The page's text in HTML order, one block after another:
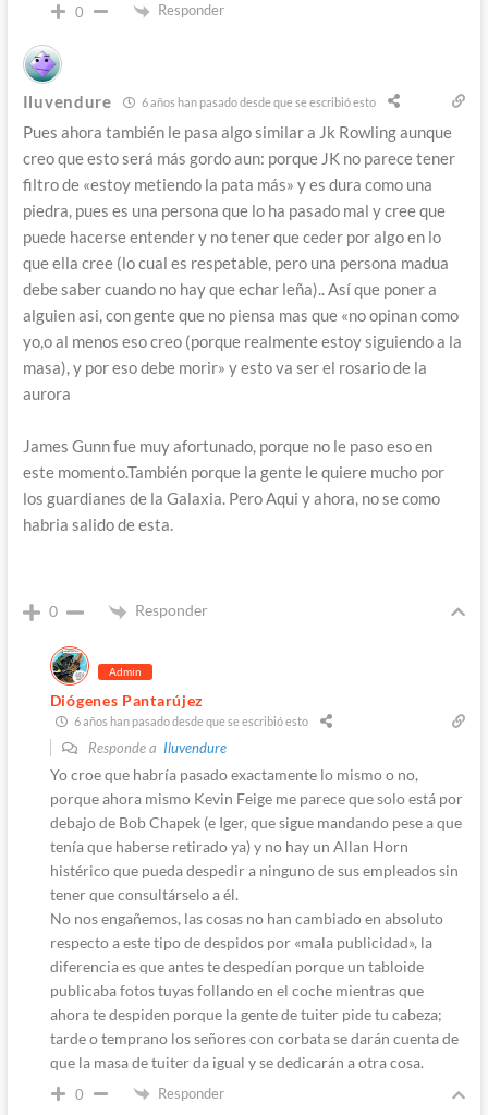
0 Responder
Iluvendure 6 años han pasado desde que se escribió esto
Pues ahora también le pasa algo similar a Jk Rowling aunque
creo que esto será más gordo aun: porque JK no parece tener
filtro de «estoy metiendo la pata más» y es dura como una
piedra, pues es una persona que lo ha pasado mal y cree que
puede hacerse entender y no tener que ceder por algo en lo
que ella cree (lo cual es respetable, pero una persona madua
debe saber cuando no hay que echar leña).. Así que poner a
alguien asi, con gente que no piensa mas que «no opinan como
yo,o al menos eso creo (porque realmente estoy siguiendo a la
masa), y por eso debe morir» y esto va ser el rosario de la
aurora
James Gunn fue muy afortunado, porque no le paso eso en
este momento.También porque la gente le quiere mucho por
los guardianes de la Galaxia. Pero Aqui y ahora, no se como
habria salido de esta.
0 Responder
Admin
Diógenes Pantarújez
6 años han pasado desde que se escribió esto
Responde a Iluvendure
Yo croe que habría pasado exactamente lo mismo o no,
porque ahora mismo Kevin Feige me parece que solo está por
debajo de Bob Chapek (e Iger, que sigue mandando pese a que
tenía que haberse retirado ya) y no hay un Allan Horn
histérico que pueda despedir a ninguno de sus empleados sin
tener que consultárselo a él.
No nos engañemos, las cosas no han cambiado en absoluto
respecto a este tipo de despidos por «mala publicidad», la
diferencia es que antes te despedían porque un tabloide
publicaba fotos tuyas follando en el coche mientras que
ahora te despiden porque la gente de tuiter pide tu cabeza;
tarde o temprano los señores con corbata se darán cuenta de
que la masa de tuiter da igual y se dedicarán a otra cosa.
0 Responder